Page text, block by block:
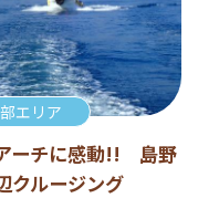
エリア
ーチに感動!! 島野
クルージング